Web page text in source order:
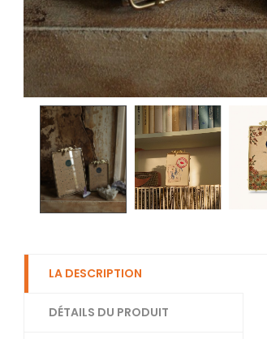
LA DESCRIPTION
DÉTAILS DU PRODUIT